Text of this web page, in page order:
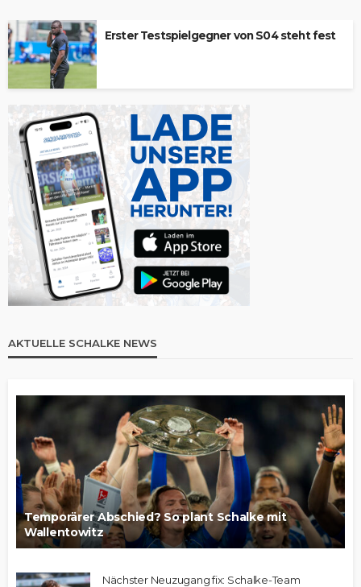
Erster Testspielgegner von S04 steht fest
AKTUELLE SCHALKE NEWS
Temporärer Abschied? So plant Schalke mit
Wallentowitz
Nächster Neuzugang fix: Schalke-Team